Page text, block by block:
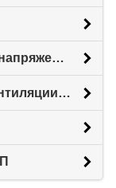
Промышленные стабилизаторы напряжения
Системы приточно-вытяжной вентиляции с рекуперацией тепловой энергии (Рекуператоры)